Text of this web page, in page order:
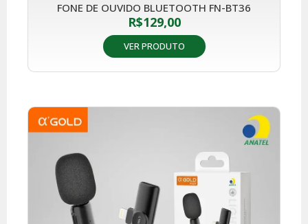
FONE DE OUVIDO BLUETOOTH FN-BT36
R$129,00
VER PRODUTO